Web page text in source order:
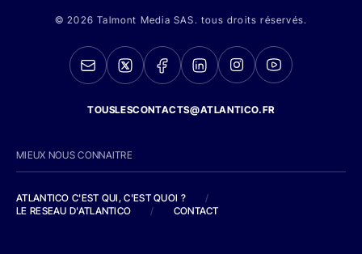
© 2026 Talmont Media SAS. tous droits réservés.
TOUSLESCONTACTS@ATLANTICO.FR
MIEUX NOUS CONNAITRE
ATLANTICO C'EST QUI, C'EST QUOI ?
/
LE RESEAU D'ATLANTICO
/ CONTACT